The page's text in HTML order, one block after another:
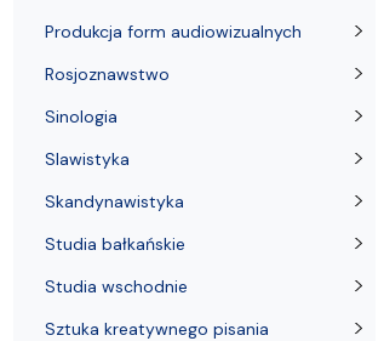
Produkcja form audiowizualnych
Rosjoznawstwo
Sinologia
Slawistyka
Skandynawistyka
Studia bałkańskie
Studia wschodnie
Sztuka kreatywnego pisania